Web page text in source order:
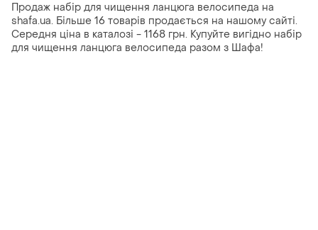
Продаж набір для чищення ланцюга велосипеда на
shafa.ua. Більше 16 товарів продається на нашому сайті.
Середня ціна в каталозі - 1168 грн. Купуйте вигідно набір
для чищення ланцюга велосипеда разом з Шафа!